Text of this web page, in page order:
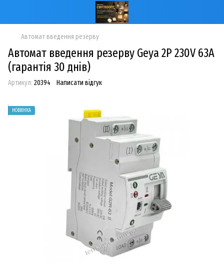
Автомат введення резерву
Автомат введення резерву Geya 2P 230V 63A
(гарантія 30 днів)
Артикул: 20394 Написати відгук
НОВИНКА